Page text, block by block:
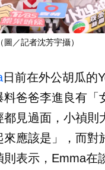
／記者沈芳宇攝）
日前在外公胡瓜的
料爸爸李進良有「
見過面，小禎則
來應該是」，而對
則表示，Emma在